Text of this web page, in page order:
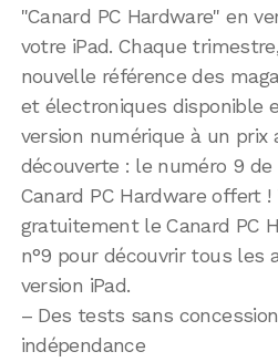
"Canard PC Hardware" en
votre iPad. Chaque
nouvelle référence des
et électroniques disponible
version numérique à un prix
découverte : le numéro 9 de
Canard PC Hardware offert !
gratuitement le Canard PC
n°9 pour découvrir tous les
version iPad.
– Des tests sans
indépendance